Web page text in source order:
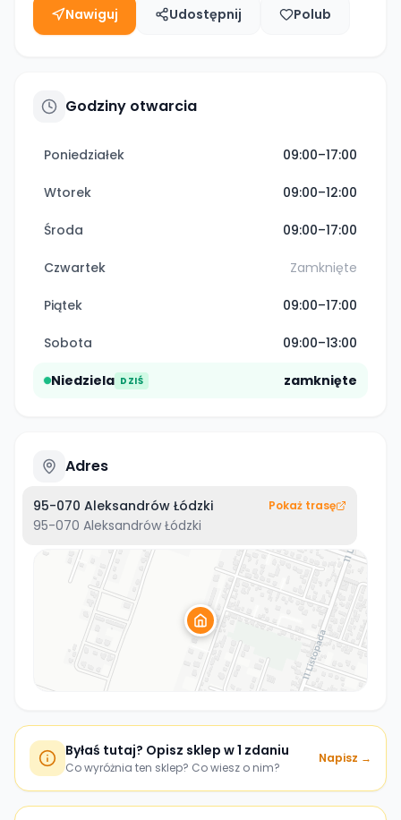
Nawiguj Udostępnij Polub
Godziny otwarcia
Poniedziałek 09:00–17:00
Wtorek 09:00–12:00
Środa 09:00–17:00
Czwartek Zamknięte
Piątek 09:00–17:00
Sobota 09:00–13:00
Niedziela DZIŚ zamknięte
Adres
95-070 Aleksandrów Łódzki
95-070 Aleksandrów Łódzki
Pokaż trasę
Byłaś tutaj? Opisz sklep w 1 zdaniu
Co wyróżnia ten sklep? Co wiesz o nim?
Napisz →